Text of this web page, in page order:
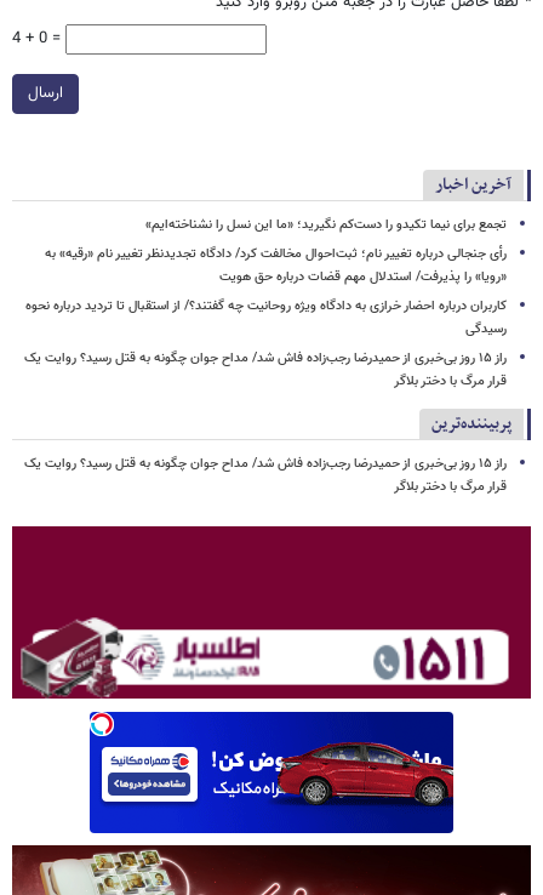
4 + 0 =
ارسال
آخرین اخبار
تجمع برای نیما تکیدو را دست‌کم نگیرید؛ «ما این نسل را نشناخته‌ایم»
رأی جنجالی درباره تغییر نام؛ ثبت‌احوال مخالفت کرد/ دادگاه تجدیدنظر تغییر نام «رقیه» به
«رویا» را پذیرفت/ استدلال مهم قضات درباره حق هویت
کاربران درباره احضار خرازی به دادگاه ویژه روحانیت چه گفتند؟/ از استقبال تا تردید درباره نحوه
رسیدگی
راز ۱۵ روز بی‌خبری از حمیدرضا رجب‌زاده فاش شد/ مداح جوان چگونه به قتل رسید؟ روایت یک
قرار مرگ با دختر بلاگر
پربیننده‌ترین
راز ۱۵ روز بی‌خبری از حمیدرضا رجب‌زاده فاش شد/ مداح جوان چگونه به قتل رسید؟ روایت یک
قرار مرگ با دختر بلاگر